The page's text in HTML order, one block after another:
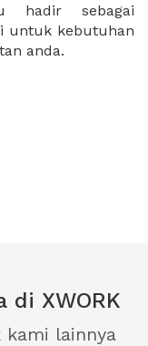
anda.
XWORK
kami lainnya